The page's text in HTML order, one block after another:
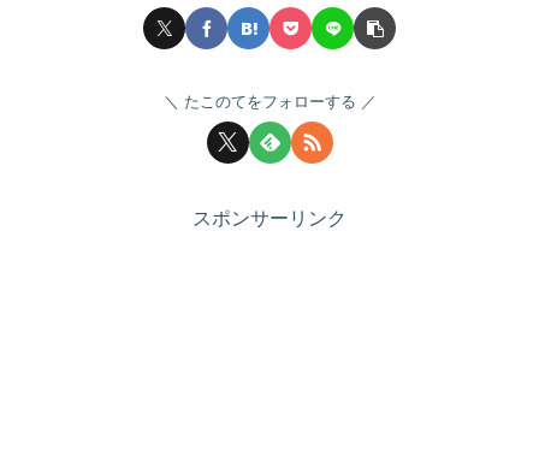
たこのてをフォローする
スポンサーリンク